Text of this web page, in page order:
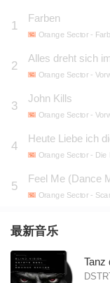
1
Farben
Orange Sector -
2
Alles dreht sich
Orange Sector -
3
John Kills
Orange Sector -
4
Heute Liebe ich
Orange Sector - Die
5
Feel Me (Dance
Orange Sector -
最新音乐
Tanz